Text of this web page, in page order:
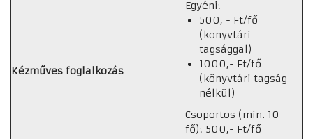
Kézműves foglalkozás
Egyéni:
500, - Ft/fő
(könyvtári
tagsággal)
1000,- Ft/fő
(könyvtári tagság
nélkül)
Csoportos (min. 10
fő): 500,- Ft/fő